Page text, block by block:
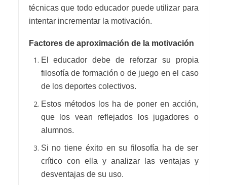
técnicas que todo educador puede utilizar para
intentar incrementar la motivación.
Factores de aproximación de la motivación
El educador debe de reforzar su propia
filosofía de formación o de juego en el caso
de los deportes colectivos.
Estos métodos los ha de poner en acción,
que los vean reflejados los jugadores o
alumnos.
Si no tiene éxito en su filosofía ha de ser
crítico con ella y analizar las ventajas y
desventajas de su uso.